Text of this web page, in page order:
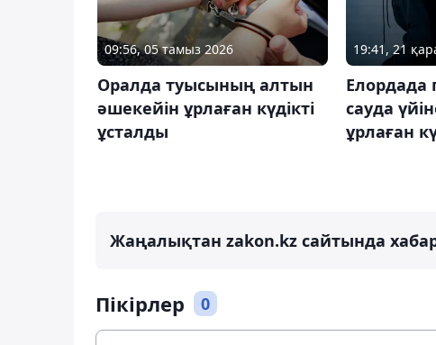
09:56, 05 тамыз 2026
Оралда туысының алтын
әшекейін ұрлаған күдікті
ұсталды
19:41, 21
Елордада
сауда
ұрлаған
Жаңалықтан zakon.kz сайтында
Пікірлер 0